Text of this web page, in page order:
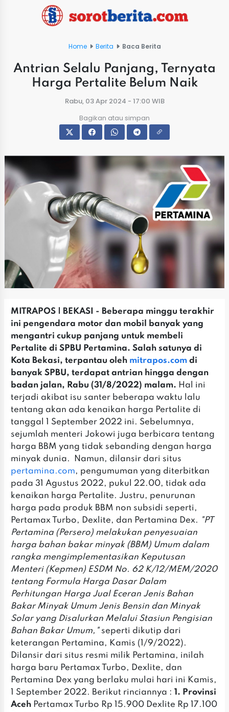
Home Berita Baca Berita
Antrian Selalu Panjang, Ternyata
Harga Pertalite Belum Naik
Rabu, 03 Apr 2024 - 17:00 WIB
Bagikan atau simpan
MITRAPOS | BEKASI - Beberapa minggu terakhir
ini pengendara motor dan mobil banyak yang
mengantri cukup panjang untuk membeli
Pertalite di SPBU Pertamina. Salah satunya di
Kota Bekasi, terpantau oleh mitrapos.com di
banyak SPBU, terdapat antrian hingga dengan
badan jalan, Rabu (31/8/2022) malam. Hal ini
terjadi akibat isu santer beberapa waktu lalu
tentang akan ada kenaikan harga Pertalite di
tanggal 1 September 2022 ini. Sebelumnya,
sejumlah menteri Jokowi juga berbicara tentang
harga BBM yang tidak sebanding dengan harga
minyak dunia.
Namun, dilansir dari situs
pertamina.com, pengumuman yang diterbitkan
pada 31 Agustus 2022, pukul 22.00, tidak ada
kenaikan harga Pertalite. Justru, penurunan
harga pada produk BBM non subsidi seperti,
Pertamax Turbo, Dexlite, dan Pertamina Dex. "PT
Pertamina (Persero) melakukan penyesuaian
harga bahan bakar minyak (BBM) Umum dalam
rangka mengimplementasikan Keputusan
Menteri (Kepmen) ESDM No. 62 K/12/MEM/2020
tentang Formula Harga Dasar Dalam
Perhitungan Harga Jual Eceran Jenis Bahan
Bakar Minyak Umum Jenis Bensin dan Minyak
Solar yang Disalurkan Melalui Stasiun Pengisian
Bahan Bakar Umum,"seperti dikutip dari
keterangan Pertamina, Kamis (1/9/2022).
Dilansir dari situs resmi milik Pertamina, inilah
harga baru Pertamax Turbo, Dexlite, dan
Pertamina Dex yang berlaku mulai hari ini Kamis,
1 September 2022. Berikut rinciannya :1. Provinsi
Aceh Pertamax Turbo Rp 15.900 Dexlite Rp 17.100